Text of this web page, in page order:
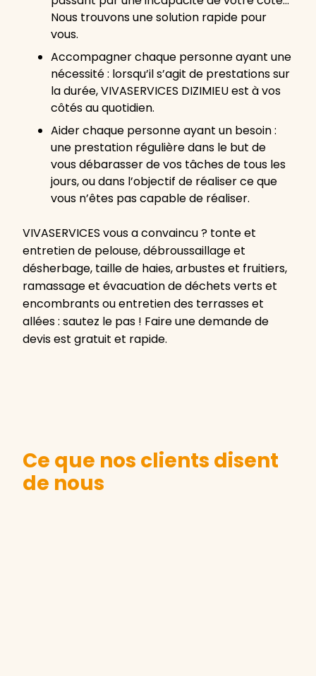
Nous trouvons une solution rapide pour
vous.
Accompagner chaque personne ayant une
nécessité : lorsqu’il s’agit de prestations sur
la durée, VIVASERVICES DIZIMIEU est à vos
côtés au quotidien.
Aider chaque personne ayant un besoin :
une prestation régulière dans le but de
vous débarasser de vos tâches de tous les
jours, ou dans l’objectif de réaliser ce que
vous n’êtes pas capable de réaliser.
VIVASERVICES vous a convaincu ? tonte et
entretien de pelouse, débroussaillage et
désherbage, taille de haies, arbustes et fruitiers,
ramassage et évacuation de déchets verts et
encombrants ou entretien des terrasses et
allées : sautez le pas ! Faire une demande de
devis est gratuit et rapide.
Ce que nos clients disent
de nous